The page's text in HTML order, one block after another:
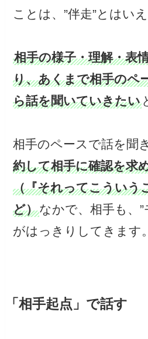
ことは、”伴走”とはい
相手の様子・理解・表
り、あくまで相手のペ
ら話を聞いていきたい
相手のペースで話を聞
約して相手に確認を求
（『それってこういう
ど）なかで、相手も、
がはっきりしてきます。
「相手起点」で話す